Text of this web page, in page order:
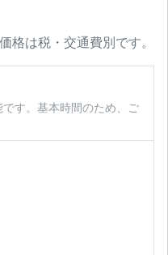
格は税・交通費別です。
す。基本時間のため、ご